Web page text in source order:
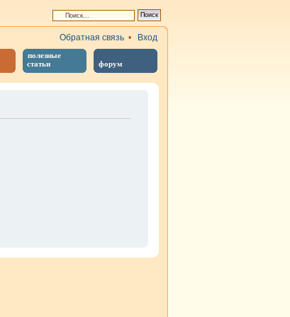
полезные
статьи
форум
Обратная связь • Вход